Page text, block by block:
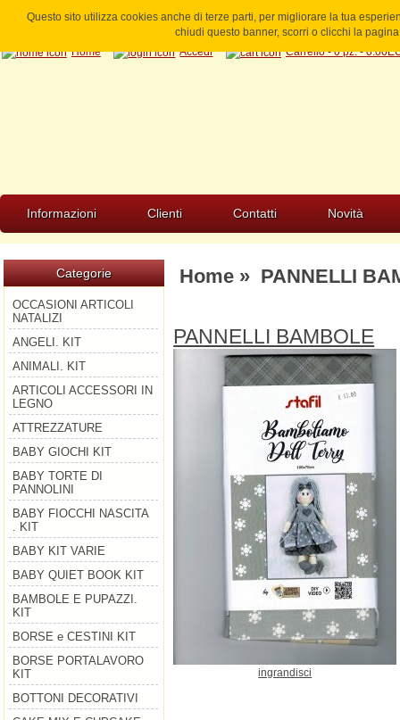
Questo sito utilizza cookies anche di terze parti, per migliorare la tua
chiudi questo banner, scorri o clicchi la
Home
Accedi Carrello - 0 pz. -
Informazioni Clienti Contatti Novità
Categorie
OCCASIONI ARTICOLI
NATALIZI
ANGELI. KIT
ANIMALI. KIT
ARTICOLI ACCESSORI IN
LEGNO
ATTREZZATURE
BABY GIOCHI KIT
BABY TORTE DI
PANNOLINI
BABY FIOCCHI NASCITA
. KIT
BABY KIT VARIE
BABY QUIET BOOK KIT
BAMBOLE E PUPAZZI.
KIT
BORSE e CESTINI KIT
BORSE PORTALAVORO
KIT
BOTTONI DECORATIVI
Home» PANNELLI
PANNELLI BAMBOLE
ingrandisci